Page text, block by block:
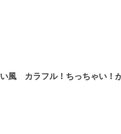
風 カラフル！ちっちゃい！